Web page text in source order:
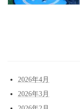
2026年4月
2026年3月